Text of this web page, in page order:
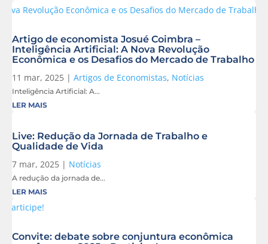
Artigo de economista Josué Coimbra –
Inteligência Artificial: A Nova Revolução
Econômica e os Desafios do Mercado de Trabalho
11 mar, 2025 | Artigos de Economistas, Notícias
Inteligência Artificial: A...
LER MAIS
Live: Redução da Jornada de Trabalho e
Qualidade de Vida
7 mar, 2025 | Notícias
A redução da jornada de...
LER MAIS
Convite: debate sobre conjuntura econômica